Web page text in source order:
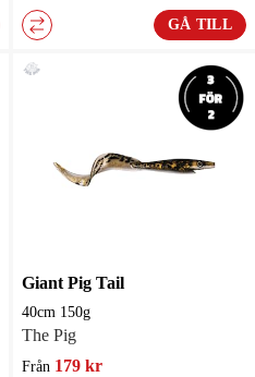
GÅ TILL
Giant Pig Tail
40cm 150g
The Pig
Från 179 kr